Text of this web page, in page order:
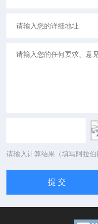
请输入计算结果（填写阿拉